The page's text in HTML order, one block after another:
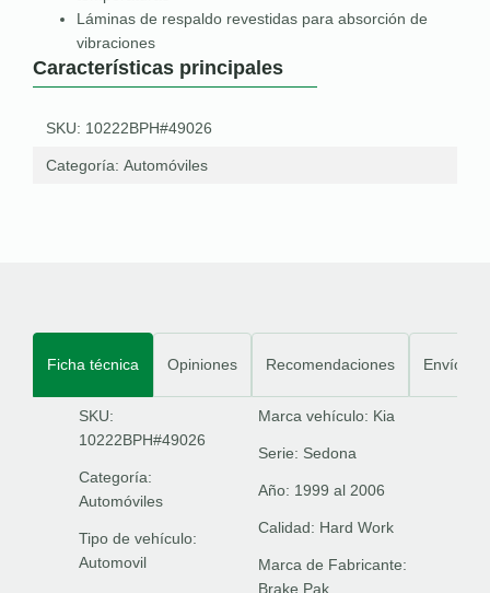
Láminas de respaldo revestidas para absorción de
vibraciones
Características principales
SKU: 10222BPH#49026
Categoría: Automóviles
Ficha técnica Opiniones Recomendaciones Envíos
SKU:
10222BPH#49026
Categoría:
Automóviles
Tipo de vehículo:
Automovil
Marca vehículo: Kia
Serie: Sedona
Año: 1999 al 2006
Calidad: Hard Work
Marca de Fabricante:
Brake Pak